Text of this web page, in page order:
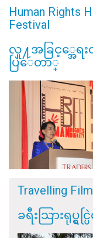
Human Rights
Festival
လူ႔အခြင့္အေရ
ပြဲေတာ္
Travelling
ခရီးသြားရုပ္ရွ